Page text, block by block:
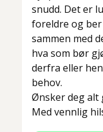
snudd. Det er
foreldre og
sammen med
hva som bør
derfra eller
behov.
Ønsker deg alt
Med vennlig